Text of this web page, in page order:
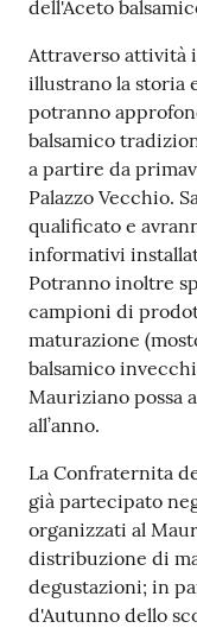
dell'Aceto
Attraverso attività
illustrano la storia
potranno
balsamico
a partire da
Palazzo Vecchio.
qualificato e
informativi
Potranno inoltre
campioni di
maturazione
balsamico
Mauriziano possa
all’anno.
La Confraternita
già partecipato
organizzati al
distribuzione di
degustazioni; in
d'Autunno dello